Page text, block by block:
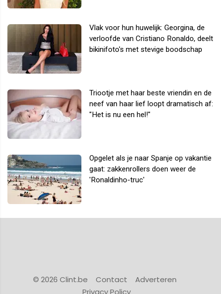
Vlak voor hun huwelijk: Georgina, de
verloofde van Cristiano Ronaldo, deelt
bikinifoto's met stevige boodschap
Triootje met haar beste vriendin en de
neef van haar lief loopt dramatisch af:
"Het is nu een hel!"
Opgelet als je naar Spanje op vakantie
gaat: zakkenrollers doen weer de
'Ronaldinho-truc'
© 2026 Clint.be Contact
Adverteren
Privacy Policy